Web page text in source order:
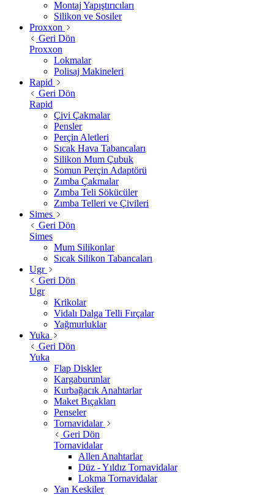
Montaj Yapıştırıcıları
Silikon ve Sosiler
Proxxon
Geri Dön
Proxxon
Lokmalar
Polisaj Makineleri
Rapid
Geri Dön
Rapid
Çivi Çakmalar
Pensler
Perçin Aletleri
Sıcak Hava Tabancaları
Silikon Mum Çubuk
Somun Perçin Adaptörü
Zımba Çakmalar
Zımba Teli Sökücüler
Zımba Telleri ve Çivileri
Simes
Geri Dön
Simes
Mum Silikonlar
Sıcak Silikon Tabancaları
Ugr
Geri Dön
Ugr
Krikolar
Vidalı Dalga Telli Fırçalar
Yağmurluklar
Yuka
Geri Dön
Yuka
Flap Diskler
Kargaburunlar
Kurbağacık Anahtarlar
Maket Bıçakları
Penseler
Tornavidalar
Geri Dön
Tornavidalar
Allen Anahtarlar
Düz - Yıldız Tornavidalar
Lokma Tornavidalar
Yan Keskiler